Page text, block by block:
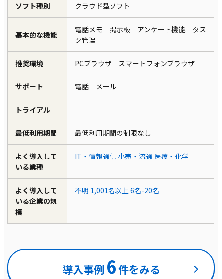
ソフト種別 クラウド型ソフト
基本的な機能
電話メモ 掲示板 アンケート機能 タス
ク管理
推奨環境 PCブラウザ スマートフォンブラウザ
サポート 電話 メール
トライアル
最低利用期間 最低利用期間の制限なし
よく導入して
いる業種
IT・情報通信 小売・流通 医療・化学
よく導入して
いる企業の規
模
不明 1,001名以上 6名-20名
導入事例 6件をみる